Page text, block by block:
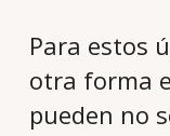
Para estos
otra forma
pueden no